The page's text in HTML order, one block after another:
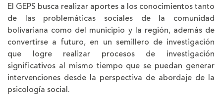
El GEPS busca realizar aportes a los conocimientos tanto
de las problemáticas sociales de la comunidad
bolivariana como del municipio y la región, además de
convertirse a futuro, en un semillero de investigación
que logre realizar procesos de investigación
significativos al mismo tiempo que se puedan generar
intervenciones desde la perspectiva de abordaje de la
psicología social.